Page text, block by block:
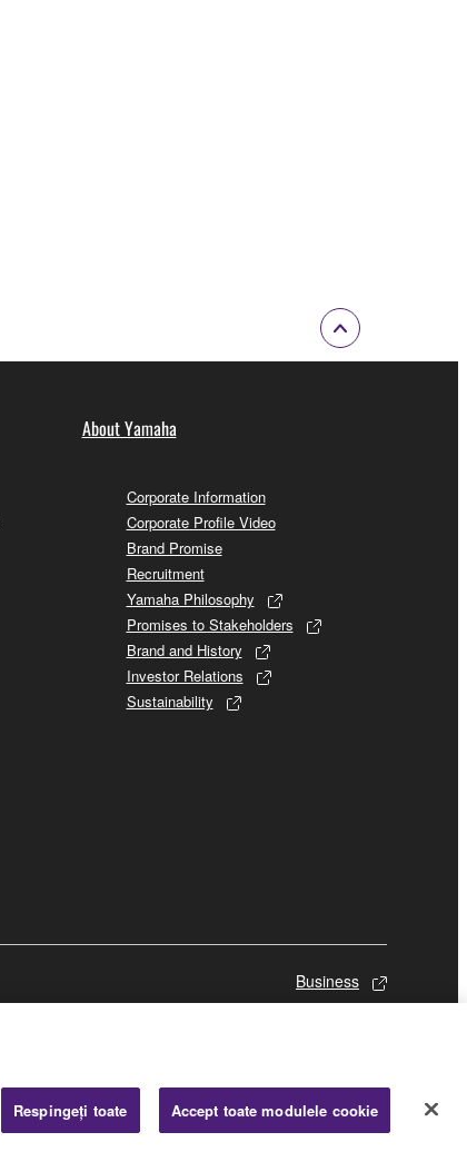
About Yamaha
Corporate Information
Corporate Profile Video
Brand Promise
Recruitment
Yamaha Philosophy
Promises to Stakeholders
Brand and History
Investor Relations
Sustainability
Business
Respingeți toate Accept toate modulele cookie